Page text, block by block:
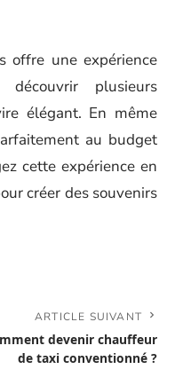
offre une expérience
plusieurs
élégant. En même
au budget
cette expérience en
créer des souvenirs
ARTICLE SUIVANT
devenir chauffeur
de taxi conventionné ?